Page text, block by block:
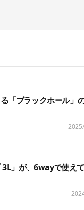
「ブラックホール」
」が、6wayで使え